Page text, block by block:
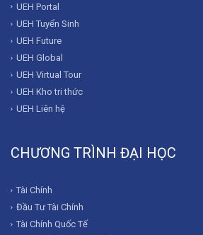
UEH Portal
UEH Tuyển Sinh
UEH Future
UEH Global
UEH Virtual Tour
UEH Kho tri thức
UEH Liên hệ
CHƯƠNG TRÌNH ĐẠI HỌC
Tài Chính
Đầu Tư Tài Chính
Tài Chính Quốc Tế